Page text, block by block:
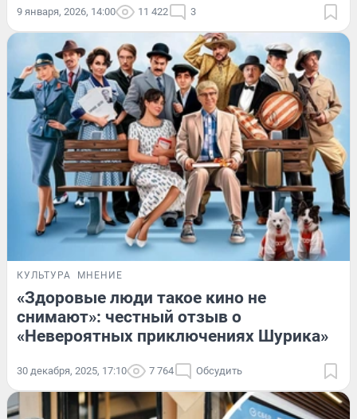
9 января, 2026, 14:00 11 422 3
КУЛЬТУРА МНЕНИЕ
«Здоровые люди такое кино не
снимают»: честный отзыв о
«Невероятных приключениях Шурика»
30 декабря, 2025, 17:10 7 764 Обсудить